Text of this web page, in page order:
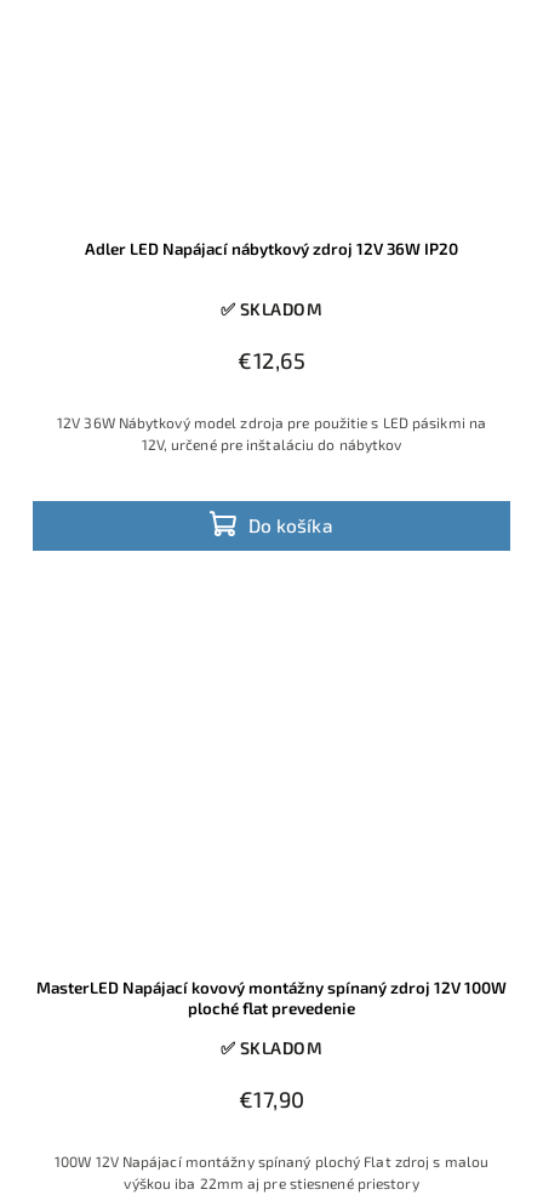
Adler LED Napájací nábytkový zdroj 12V 36W IP20
✅ SKLADOM
€12,65
Do košíka
12V 36W Nábytkový model zdroja pre použitie s LED pásikmi na
12V, určené pre inštaláciu do nábytkov
MasterLED Napájací kovový montážny spínaný zdroj 12V 100W
ploché flat prevedenie
✅ SKLADOM
€17,90
100W 12V Napájací montážny spínaný plochý Flat zdroj s malou
výškou iba 22mm aj pre stiesnené priestory